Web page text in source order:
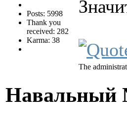
Posts: 5998
Thank you
received: 282
Karma: 38
The
Навальный